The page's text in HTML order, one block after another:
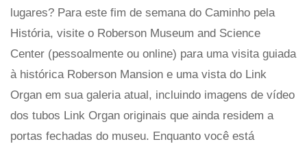
lugares? Para este fim de semana do Caminho pela
História, visite o Roberson Museum and Science
Center (pessoalmente ou online) para uma visita guiada
à histórica Roberson Mansion e uma vista do Link
Organ em sua galeria atual, incluindo imagens de vídeo
dos tubos Link Organ originais que ainda residem a
portas fechadas do museu. Enquanto você está